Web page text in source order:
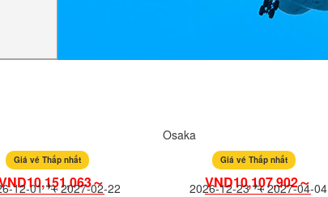
Giá vé Thấp nhất
～
12-01 2027-02-22
Osaka
Giá vé Thấp nhất
VND10,107,902～
2026-12-23 2027-04-04